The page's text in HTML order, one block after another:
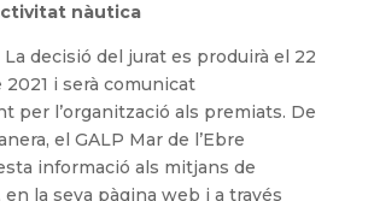
nàutica
La decisió del jurat es produirà el 22
2021 i serà comunicat
per l’organització als premiats. De
el GALP Mar de l’Ebre
informació als mitjans de
la seva pàgina web i a través